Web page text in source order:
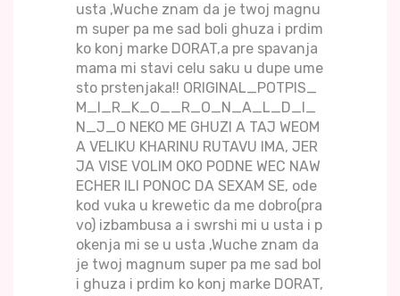
usta ,Wuche znam da je twoj magnu
m super pa me sad boli ghuza i prdim
ko konj marke DORAT,a pre spavanja
mama mi stavi celu saku u dupe ume
sto prstenjaka!! ORIGINAL_POTPIS_
M_I_R_K_O__R_O_N_A_L_D_I_
N_J_O NEKO ME GHUZI A TAJ WEOM
A VELIKU KHARINU RUTAVU IMA, JER
JA VISE VOLIM OKO PODNE WEC NAW
ECHER ILI PONOC DA SEXAM SE, ode
kod vuka u krewetic da me dobro(pra
vo) izbambusa a i swrshi mi u usta i p
okenja mi se u usta ,Wuche znam da
je twoj magnum super pa me sad bol
i ghuza i prdim ko konj marke DORAT,